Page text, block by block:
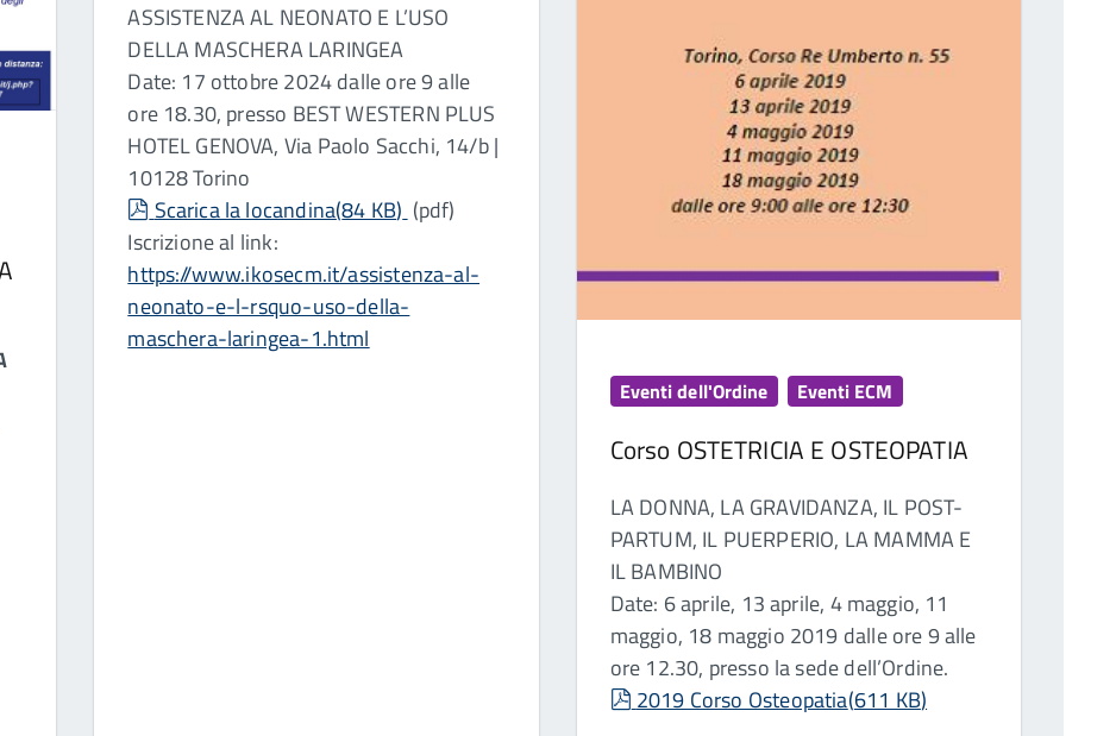
ASSISTENZA AL NEONATO E L’USO
DELLA MASCHERA LARINGEA
Date: 17 ottobre 2024 dalle ore 9 alle
ore 18.30, presso BEST WESTERN PLUS
HOTEL GENOVA, Via Paolo Sacchi, 14/b |
10128 Torino
pdf
Scarica la locandina(84 KB) (pdf)
Iscrizione al link:
https://www.ikosecm.it/assistenza-al-
neonato-e-l-rsquo-uso-della-
maschera-laringea-1.html
Eventi dell'Ordine Eventi ECM
Corso OSTETRICIA E OSTEOPATIA
LA DONNA, LA GRAVIDANZA, IL POST-
PARTUM, IL PUERPERIO, LA MAMMA E
IL BAMBINO
Date: 6 aprile, 13 aprile, 4 maggio, 11
maggio, 18 maggio 2019 dalle ore 9 alle
ore 12.30, presso la sede dell’Ordine.
pdf
2019 Corso Osteopatia(611 KB)